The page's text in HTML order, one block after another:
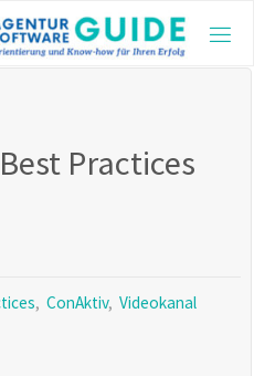
Practices
, ConAktiv, Videokanal